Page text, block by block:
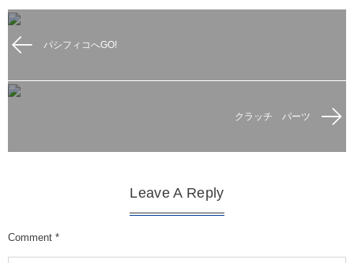
パシフィコへGO!
クラッチ パーツ
Leave A Reply
Comment *